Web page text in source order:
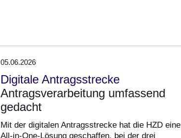
05.06.2026
Digitale Antragsstrecke
Antragsverarbeitung umfassend
gedacht
Mit der digitalen Antragsstrecke hat die HZD eine
All-in-One-Lösung geschaffen, bei der drei